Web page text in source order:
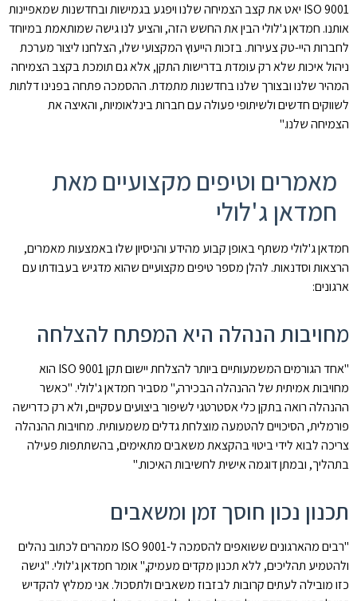
ISO 9001 יאט את קצב הצמיחה שלנו ויפגע בגמישות ובחדשנות שמאפיינות
אותנו. חמדאן ג'לולי הבין את החשש הזה, והציע לנו גישה שמותאמת במיוחד
לחברות היי-טק צעירות. בזכות הייעוץ המקצועי שלו, הצלחנו ליצור מערכת
ניהול איכות שלא רק עומדת בדרישות התקן, אלא גם תומכת בקצב הצמיחה
המהיר שלנו ובצורך שלנו בחדשנות מתמדת. ההסמכה פתחה בפנינו דלתות
לשווקים חדשים ולשיתופי פעולה עם חברות בינלאומיות, והאיצה את
הצמיחה שלנו."
מאמרים וטיפים מקצועיים מאת
חמדאן ג'לולי
חמדאן ג'לולי משתף באופן קבוע מהידע והניסיון שלו באמצעות מאמרים,
הרצאות וסדנאות. להלן מספר טיפים מקצועיים שהוא מדגיש בעבודתו עם
ארגונים:
מחויבות הנהלה היא המפתח להצלחה
"אחד הגורמים המשמעותיים ביותר להצלחת יישום תקן ISO 9001 הוא
מחויבות אמיתית של ההנהלה הבכירה," מסביר חמדאן ג'לולי. "כאשר
ההנהלה רואה בתקן כלי אסטרטגי לשיפור ביצועים עסקיים, ולא רק כדרישה
פורמלית, הסיכויים להטמעה מוצלחת גדלים משמעותית. מחויבות ההנהלה
צריכה לבוא לידי ביטוי בהקצאת משאבים מתאימים, בהשתתפות פעילה
בתהליך, ובמתן דוגמה אישית לחשיבות האיכות."
תכנון נכון חוסך זמן ומשאבים
"רבים מהארגונים ששואפים להסמכה ל-ISO 9001 ממהרים לכתוב נהלים
ולהטמיע תהליכים, ללא תכנון מקדים מעמיק," אומר חמדאן ג'לולי. "גישה
כזו מובילה לעתים קרובות לבזבוז משאבים ולתסכול. אני ממליץ להקדיש